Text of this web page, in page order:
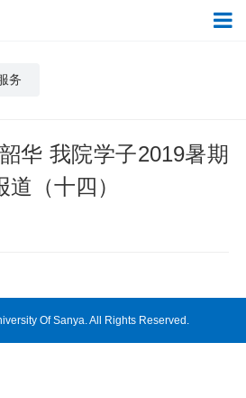
务
华 我院学子2019暑期
（十四）
Of Sanya. All Rights Reserved.